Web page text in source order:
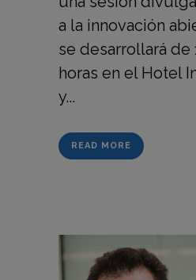
a la innovación
se desarrollará de
horas en el Hotel
y...
READ MORE